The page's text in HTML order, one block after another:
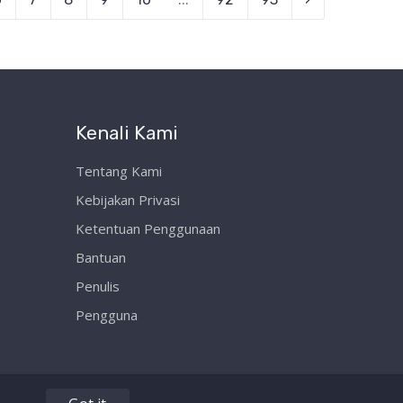
Kenali Kami
Tentang Kami
Kebijakan Privasi
Ketentuan Penggunaan
Bantuan
Penulis
Pengguna